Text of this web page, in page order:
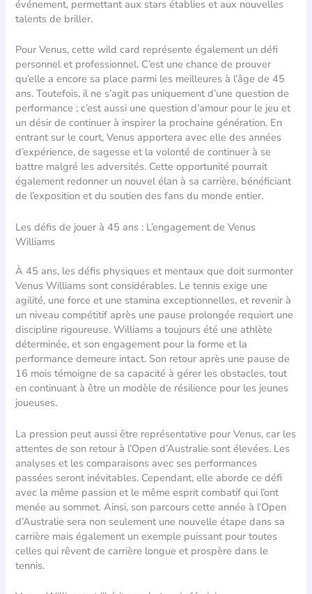
événement, permettant aux stars établies et aux nouvelles
talents de briller.
Pour Venus, cette wild card représente également un défi
personnel et professionnel. C’est une chance de prouver
qu’elle a encore sa place parmi les meilleures à l’âge de 45
ans. Toutefois, il ne s’agit pas uniquement d’une question de
performance ; c’est aussi une question d’amour pour le jeu et
un désir de continuer à inspirer la prochaine génération. En
entrant sur le court, Venus apportera avec elle des années
d’expérience, de sagesse et la volonté de continuer à se
battre malgré les adversités. Cette opportunité pourrait
également redonner un nouvel élan à sa carrière, bénéficiant
de l’exposition et du soutien des fans du monde entier.
Les défis de jouer à 45 ans : L’engagement de Venus
Williams
À 45 ans, les défis physiques et mentaux que doit surmonter
Venus Williams sont considérables. Le tennis exige une
agilité, une force et une stamina exceptionnelles, et revenir à
un niveau compétitif après une pause prolongée requiert une
discipline rigoureuse. Williams a toujours été une athlète
déterminée, et son engagement pour la forme et la
performance demeure intact. Son retour après une pause de
16 mois témoigne de sa capacité à gérer les obstacles, tout
en continuant à être un modèle de résilience pour les jeunes
joueuses.
La pression peut aussi être représentative pour Venus, car les
attentes de son retour à l’Open d’Australie sont élevées. Les
analyses et les comparaisons avec ses performances
passées seront inévitables. Cependant, elle aborde ce défi
avec la même passion et le même esprit combatif qui l’ont
menée au sommet. Ainsi, son parcours cette année à l’Open
d’Australie sera non seulement une nouvelle étape dans sa
carrière mais également un exemple puissant pour toutes
celles qui rêvent de carrière longue et prospère dans le
tennis.